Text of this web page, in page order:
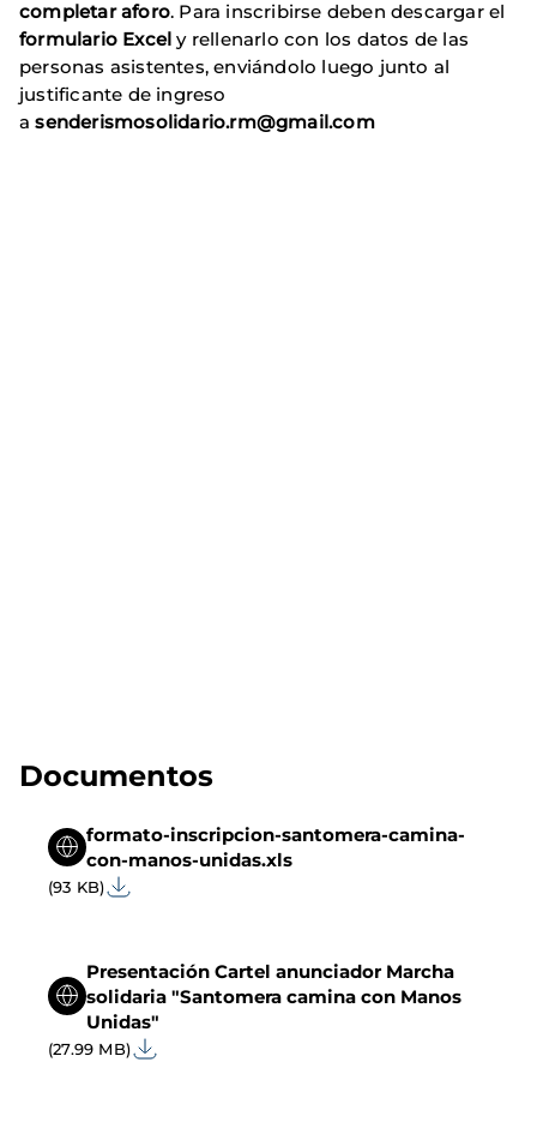
completar aforo. Para inscribirse deben descargar el
formulario Excel y rellenarlo con los datos de las
personas asistentes, enviándolo luego junto al
justificante de ingreso
asenderismosolidario.rm@gmail.com
Documentos
formato-inscripcion-santomera-camina-
con-manos-unidas.xls
(93 KB)
Presentación Cartel anunciador Marcha
solidaria "Santomera camina con Manos
Unidas"
(27.99 MB)